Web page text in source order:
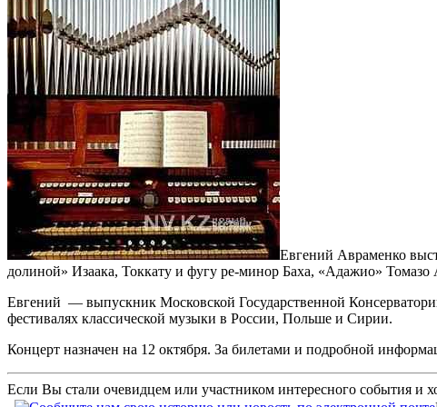
Евгений Авраменко
долиной» Изаака, Токкату и фугу ре-минор Баха, «Адажио»
Евгений — выпускник Московской Государственной
фестивалях классической музыки в России, Польше и Сирии.
Концерт назначен на 12 октября. За билетами и подробной
Если Вы стали очевидцем или участником интересного события и